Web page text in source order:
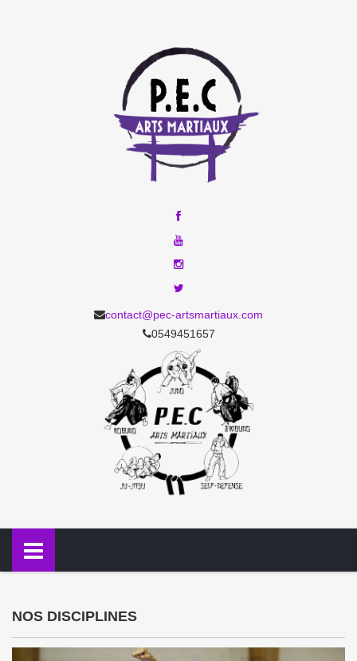
contact@pec-artsmartiaux.com
0549451657
NOS DISCIPLINES